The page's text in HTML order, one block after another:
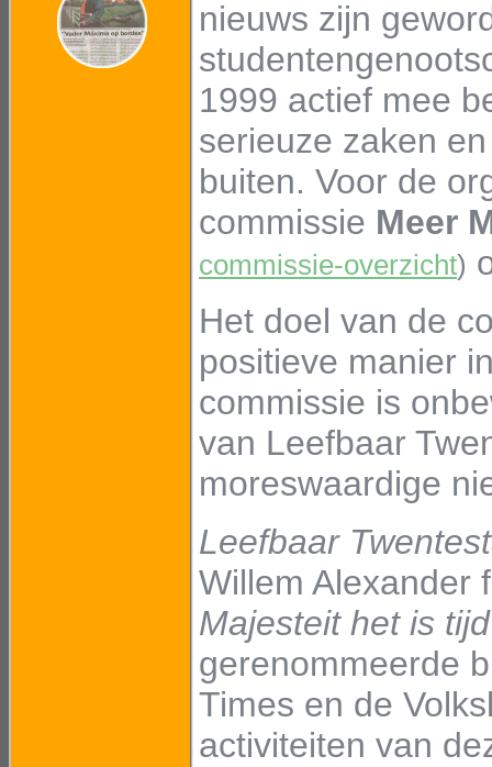
nieuws zijn
1999 actief mee
serieuze zaken
buiten. Voor de
commissie Meer
commissie-overzicht)
Het doel van de
positieve manier
commissie is
van Leefbaar
moreswaardige
Leefbaar
Willem Alexander
Majesteit het is
gerenommeerde
Times en de
activiteiten van